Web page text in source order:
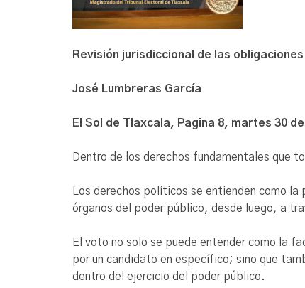
Revisión jurisdiccional de las
José Lumbreras García
El Sol de Tlaxcala, Pagina 8, martes 30
Dentro de los derechos fundamentales que
Los derechos políticos se entienden como
órganos del poder público, desde luego, a
El voto no solo se puede entender como la
por un candidato en específico; sino que
dentro del ejercicio del poder público.